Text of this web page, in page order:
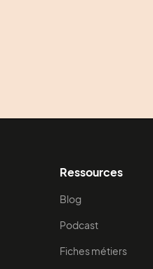
Ressources
Blog
Podcast
Fiches métiers